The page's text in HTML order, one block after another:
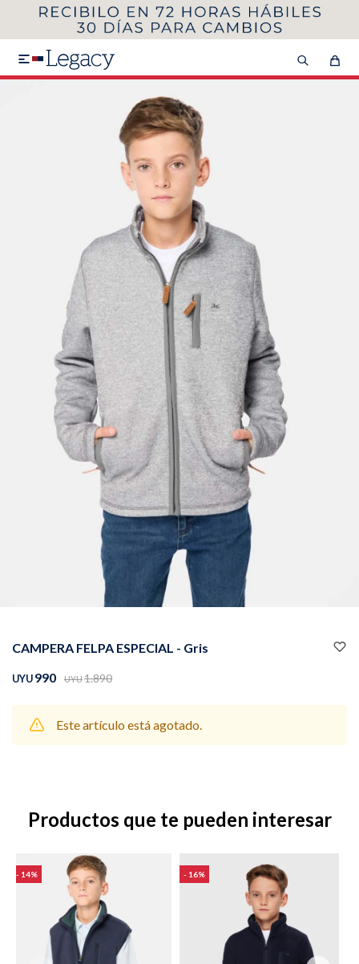

CAMPERA FELPA ESPECIAL - Gris
UYU990 UYU1.890
Este artículo está agotado.
Productos que te pueden interesar
14 16
MI CUENTA
VER COLECCIÓN DE HOMBRE
SEGUNDA 50%
Remeras Camisas
Buzos Pantalones
Chalecos
Canguros Jeans
Sacos Calzado